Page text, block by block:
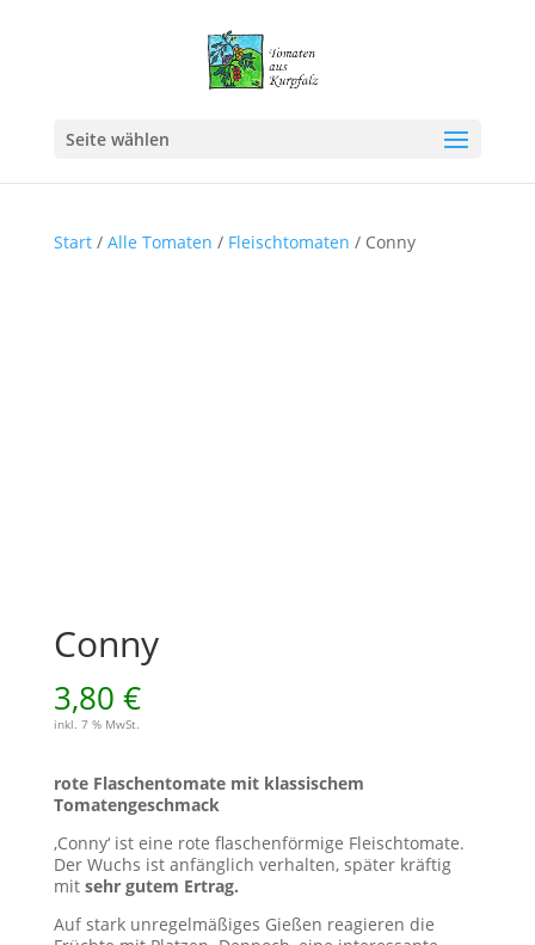
Seite wählen
Start/ Alle Tomaten / Fleischtomaten / Conny
Conny
3,80 €
inkl. 7 % MwSt.
rote Flaschentomate mit klassischem
Tomatengeschmack
‚Conny‘ ist eine rote flaschenförmige Fleischtomate.
Der Wuchs ist anfänglich verhalten, später kräftig
mit sehr gutem Ertrag.
Auf stark unregelmäßiges Gießen reagieren die